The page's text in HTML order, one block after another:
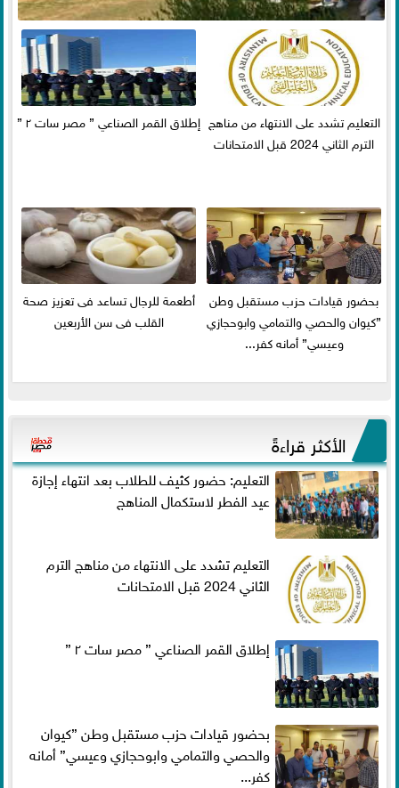
التعليم تشدد على الانتهاء من مناهج
الترم الثاني 2024 قبل الامتحانات
إطلاق القمر الصناعي ” مصر سات ٢ ”
بحضور قيادات حزب مستقبل وطن
”كيوان والحصي والتمامي وابوحجازي
وعيسي” أمانه كفر...
أطعمة للرجال تساعد فى تعزيز صحة
القلب فى سن الأربعين
الأكثر قراءةً
التعليم: حضور كثيف للطلاب بعد انتهاء إجازة
عيد الفطر لاستكمال المناهج
التعليم تشدد على الانتهاء من مناهج الترم
الثاني 2024 قبل الامتحانات
إطلاق القمر الصناعي ” مصر سات ٢ ”
بحضور قيادات حزب مستقبل وطن ”كيوان
والحصي والتمامي وابوحجازي وعيسي” أمانه
كفر...